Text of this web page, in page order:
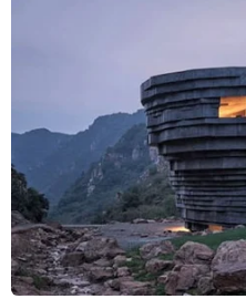
27 Sep 2024 | 14:17 h
Tilsa toma fuerte